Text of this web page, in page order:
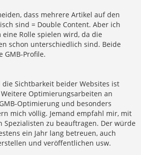
dass mehrere Artikel auf den
sind = Double Content. Aber ich
eine Rolle spielen wird, da die
schon unterschiedlich sind. Beide
GMB-Profile.
die Sichtbarkeit beider Websites ist
Optimierungsarbeiten an
Optimierung und besonders
mich völlig. Jemand empfahl mir, mit
Spezialisten zu beauftragen. Der würde
ein Jahr lang betreuen, auch
und veröffentlichen usw.